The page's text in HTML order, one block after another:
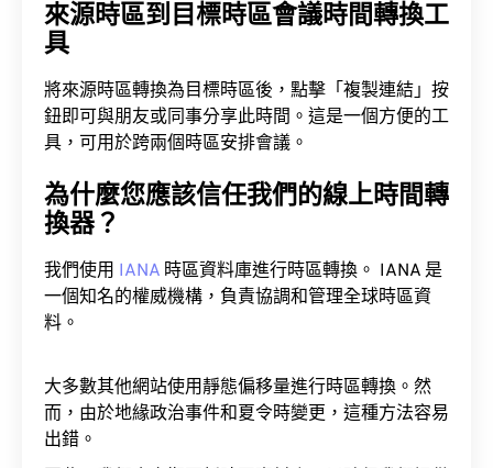
來源時區到目標時區會議時間轉換工
具
將來源時區轉換為目標時區後，點擊「複製連結」按
鈕即可與朋友或同事分享此時間。這是一個方便的工
具，可用於跨兩個時區安排會議。
為什麼您應該信任我們的線上時間轉
換器？
我們使用 IANA 時區資料庫進行時區轉換。 IANA 是
一個知名的權威機構，負責協調和管理全球時區資
料。
大多數其他網站使用靜態偏移量進行時區轉換。然
而，由於地緣政治事件和夏令時變更，這種方法容易
出錯。